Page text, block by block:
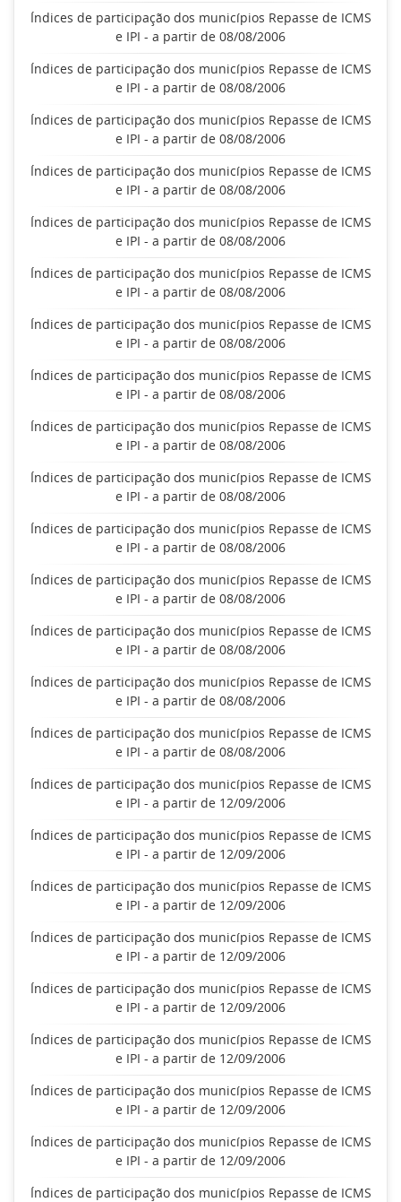
Índices de participação dos municípios Repasse de ICMS
e IPI - a partir de 08/08/2006
Índices de participação dos municípios Repasse de ICMS
e IPI - a partir de 08/08/2006
Índices de participação dos municípios Repasse de ICMS
e IPI - a partir de 08/08/2006
Índices de participação dos municípios Repasse de ICMS
e IPI - a partir de 08/08/2006
Índices de participação dos municípios Repasse de ICMS
e IPI - a partir de 08/08/2006
Índices de participação dos municípios Repasse de ICMS
e IPI - a partir de 08/08/2006
Índices de participação dos municípios Repasse de ICMS
e IPI - a partir de 08/08/2006
Índices de participação dos municípios Repasse de ICMS
e IPI - a partir de 08/08/2006
Índices de participação dos municípios Repasse de ICMS
e IPI - a partir de 08/08/2006
Índices de participação dos municípios Repasse de ICMS
e IPI - a partir de 08/08/2006
Índices de participação dos municípios Repasse de ICMS
e IPI - a partir de 08/08/2006
Índices de participação dos municípios Repasse de ICMS
e IPI - a partir de 08/08/2006
Índices de participação dos municípios Repasse de ICMS
e IPI - a partir de 08/08/2006
Índices de participação dos municípios Repasse de ICMS
e IPI - a partir de 08/08/2006
Índices de participação dos municípios Repasse de ICMS
e IPI - a partir de 08/08/2006
Índices de participação dos municípios Repasse de ICMS
e IPI - a partir de 12/09/2006
Índices de participação dos municípios Repasse de ICMS
e IPI - a partir de 12/09/2006
Índices de participação dos municípios Repasse de ICMS
e IPI - a partir de 12/09/2006
Índices de participação dos municípios Repasse de ICMS
e IPI - a partir de 12/09/2006
Índices de participação dos municípios Repasse de ICMS
e IPI - a partir de 12/09/2006
Índices de participação dos municípios Repasse de ICMS
e IPI - a partir de 12/09/2006
Índices de participação dos municípios Repasse de ICMS
e IPI - a partir de 12/09/2006
Índices de participação dos municípios Repasse de ICMS
e IPI - a partir de 12/09/2006
Índices de participação dos municípios Repasse de ICMS